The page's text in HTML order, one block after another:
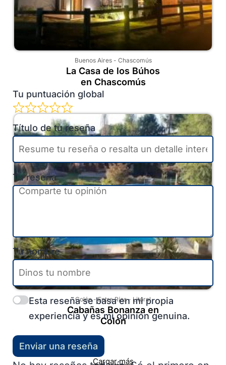
Buenos Aires- Chascomús
La Casa de los Búhos
en Chascomús
Colón-Entre Ríos- Litoral
Cabañas Bonanza en
Colón
Cargar más
Tu puntuación global
Título de tu reseña
Tu reseña
Tu nombre
Esta reseña se basa en mi propia
experiencia y es mi opinión genuina.
Enviar una reseña